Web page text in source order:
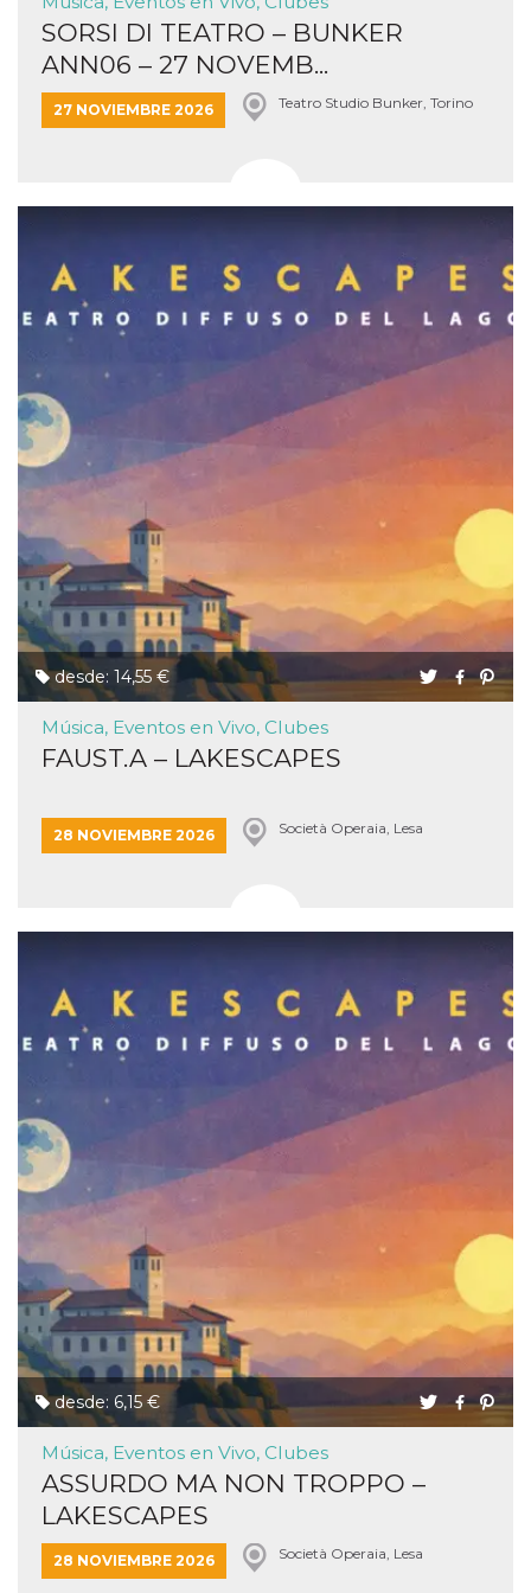
SORSI DI TEATRO – BUNKER
ANN06 – 27 NOVEMB...
27 NOVIEMBRE 2026 Teatro Studio Bunker, Torino
desde: 14,55 €
Música, Eventos en Vivo, Clubes
FAUST.A – LAKESCAPES
28 NOVIEMBRE 2026 Società Operaia, Lesa
desde: 6,15 €
Música, Eventos en Vivo, Clubes
ASSURDO MA NON TROPPO –
LAKESCAPES
28 NOVIEMBRE 2026 Società Operaia, Lesa